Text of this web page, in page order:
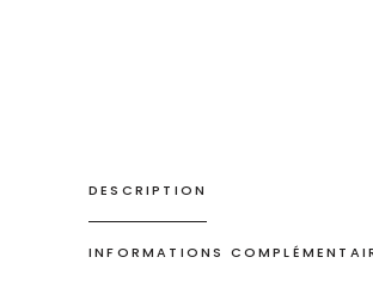
DESCRIPTION
INFORMATIONS